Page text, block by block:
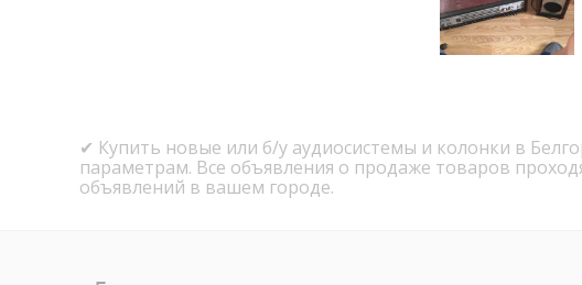
✔ Купить новые или б/у аудиосистемы и колонки в
параметрам. Все объявления о продаже товаров
объявлений в вашем городе.